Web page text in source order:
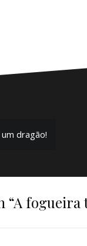
dragão!
“A fogueira